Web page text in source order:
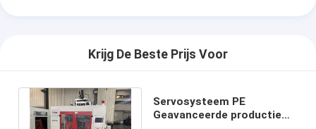
Krijg De Beste Prijs Voor
Servosysteem PE
Geavanceerde productie